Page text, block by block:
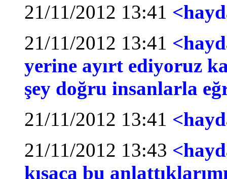
21/11/2012 13:41
21/11/2012 13:41
yerine ayırt ediyoruz
şey doğru insanlarla
21/11/2012 13:41
21/11/2012 13:43
kısaca bu